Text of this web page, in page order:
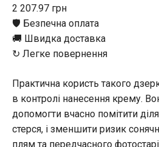
2 207.97 грн
🛡️ Безпечна оплата
🚚 Швидка доставка
↻ Легке повернення
Практична користь такого
в контролі нанесення крему.
допомогти вчасно помітити
стерся, і зменшити ризик
плям та передчасного